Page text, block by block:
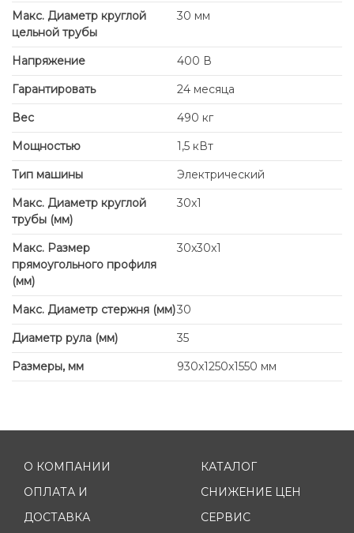
Макс. Диаметр круглой
цельной трубы
30 мм
Напряжение
400 В
Гарантировать
24 месяца
Вес
490 кг
Мощностью
1,5 кВт
Тип машины
Электрический
Макс. Диаметр круглой
трубы (мм)
30x1
Макс. Размер
прямоугольного профиля
(мм)
30x30x1
Макс. Диаметр стержня (мм)30
Диаметр рула (мм)
35
Размеры, мм
930x1250x1550 мм
О КОМПАНИИ
ОПЛАТА И
ДОСТАВКА
КАТАЛОГ
СНИЖЕНИЕ ЦЕН
СЕРВИС